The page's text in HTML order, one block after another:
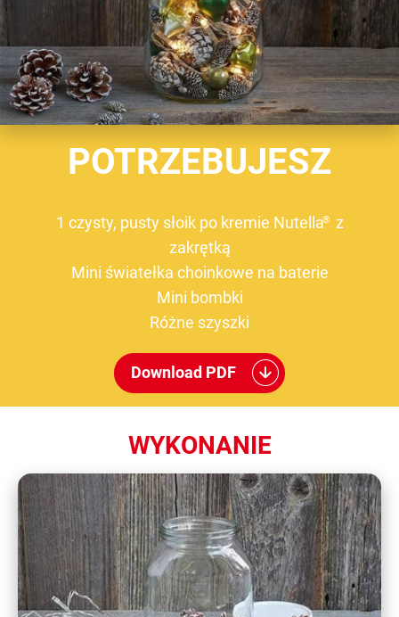
POTRZEBUJESZ
1 czysty, pusty słoik po kremie Nutella® z
zakrętką
Mini światełka choinkowe na baterie
Mini bombki
Różne szyszki
Download PDF
WYKONANIE